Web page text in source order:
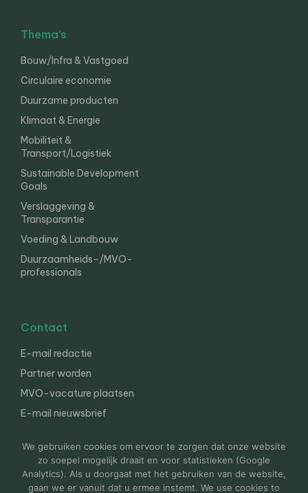
Thema’s
Bouw/Infra & Vastgoed
Circulaire economie
Duurzame producten
Klimaat & Energie
Mobiliteit &
Transport/Logistiek
Sustainable Development
Goals
Verslaggeving &
Transparantie
Voeding & Landbouw
Duurzaamheids-/MVO-
professionals
Contact
E-mail redactie
Partner worden
MVO-vacature plaatsen
E-mail nieuwsbrief
© 2000-2026 Van der Molen EIS Colofon Disclaimer
We gebruiken cookies om ervoor te zorgen dat onze website
zo soepel mogelijk draait en voor statistieken (Google
Analytics). Als u doorgaat met het gebruiken van de website,
gaan we er vanuit dat u ermee instemt. We use cookies to